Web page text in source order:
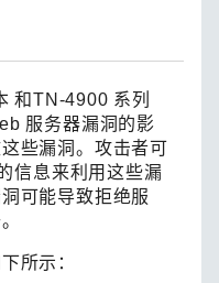
和TN-4900 系列
服务器漏洞的影
些漏洞。攻击者可
信息来利用这些漏
可能导致拒绝服
所示：